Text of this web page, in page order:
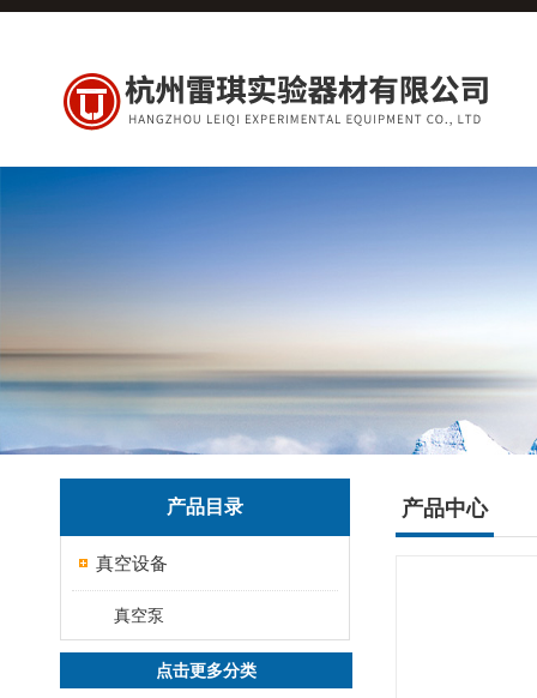
产品目录
真空设备
真空泵
点击更多分类
产品中心